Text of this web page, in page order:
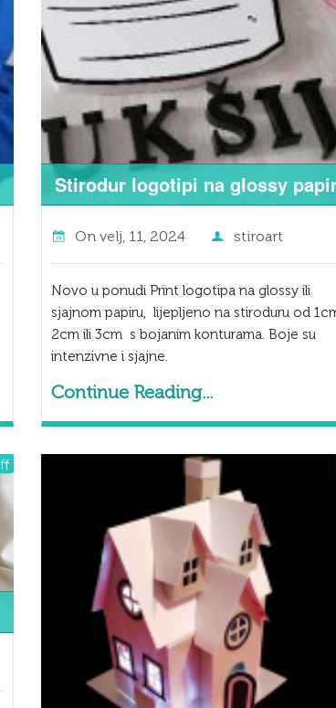
Stirodur logotipi na glossy
On velj, 11, 2024 stiroart
Novo u ponudi Print logotipa na glossy ili
sjajnom papiru, lijepljeno na stiroduru od
2cm ili 3cm s bojanim konturama. Boje su
intenzivne i sjajne.
Continue Reading...